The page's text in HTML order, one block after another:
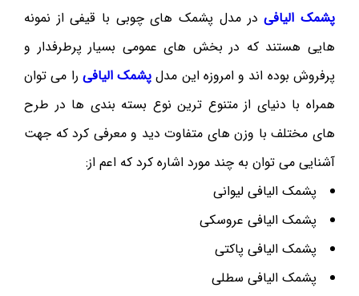
پشمک الیافیدر مدل پشمک های چوبی با قیفی از نمونه
هایی هستند که در بخش های عمومی بسیار پرطرفدار و
پرفروش بوده اند و امروزه این مدل پشمک الیافی را می توان
همراه با دنیای از متنوع ترین نوع بسته بندی ها در طرح
های مختلف با وزن های متفاوت دید و معرفی کرد که جهت
آشنایی می توان به چند مورد اشاره کرد که اعم از:
پشمک الیافی لیوانی
پشمک الیافی عروسکی
پشمک الیافی پاکتی
پشمک الیافی سطلی